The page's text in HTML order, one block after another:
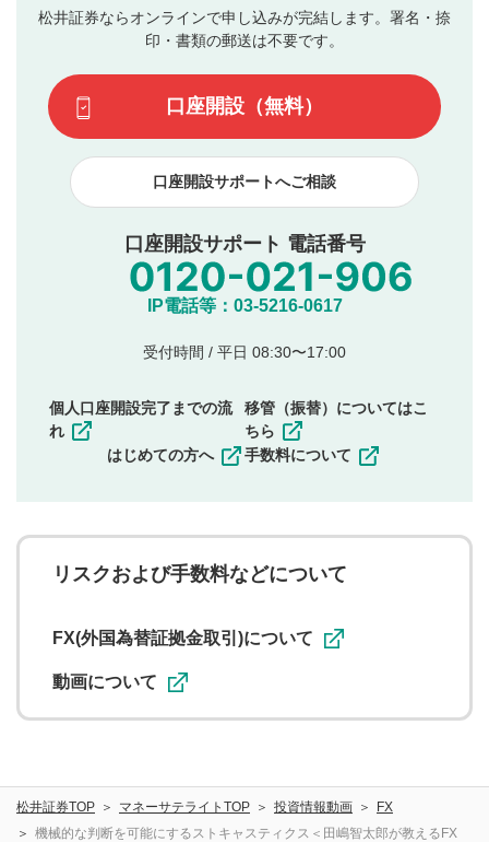
3
動画の評価
です）
評価およびコメントは当社にて審査のうえ、掲載となり
ます。掲載されるまでに日数がかかる場合や掲載されない
てはお答えできません。各動画コンテンツへの掲載をもっ
て結果のご連絡といたします。ご了承ください。
下記の項目に該当すると判断された投稿内容は、掲載を
見合わせる場合がございます。
本動画コンテンツとは無関係の内容の投稿
他者への誹謗中傷や差別的表現投稿
公序良俗に反する内容の投稿
氏名、住所、電話番号など個人を特定できる情報の
他のサイトへの誘導や営利目的、広告・宣伝を目
他者の権利（商標、著作権、その他の知的財産
その他当社が不適切と判断した投稿
一度投稿した評価およびコメントの変更・削除はできま
ことを承諾したものとします。また、利用者は、コメント
に関する著作者人格権を行使しないことに同意します。利
用者が投稿したコメントは、当社サービスの広告・宣伝、
ることがあります。
松井証券ならオンラインで申し込みが完結します。署名・捺
印・書類の郵送は不要です。
口座開設（無料）
口座開設サポートへご相談
口座開設サポート 電話番号
IP電話等：03-5216-0617
受付時間 / 平日 08:30〜17:00
個人口座開設完了までの流
れ
はじめての方へ
移管（振替）についてはこ
ちら
手数料について
リスクおよび手数料などについて
FX(外国為替証拠金取引)について
動画について
松井証券TOP マネーサテライトTOP 投資情報動画
FX
機械的な判断を可能にするストキャスティクス＜田嶋智太郎が教えるFX